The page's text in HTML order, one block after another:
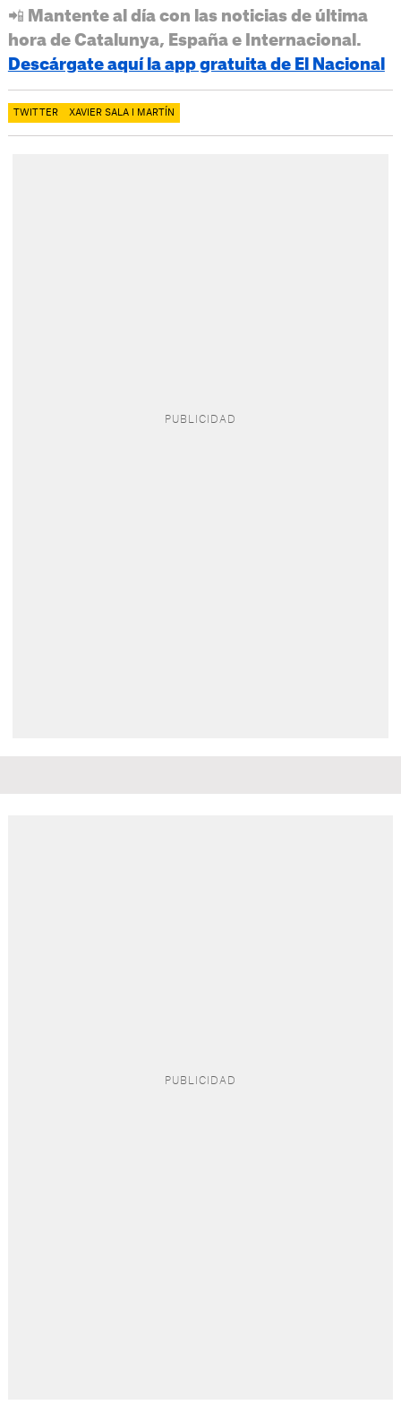
📲 Mantente al día con las noticias de última
hora de Catalunya, España e Internacional.
Descárgate aquí la app gratuita de El Nacional
TWITTER XAVIER SALA I MARTÍN